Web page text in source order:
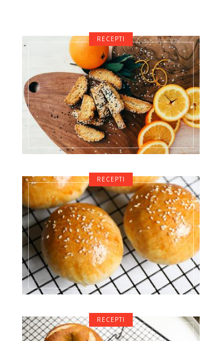
RECEPTI
RECEPTI
RECEPTI